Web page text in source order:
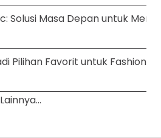
Solusi Masa Depan untuk
Pilihan Favorit untuk Fashion